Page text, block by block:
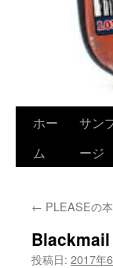
ホー
ム
サン
ージ
← PLEASEの
Blackmail
投稿日: 2017年